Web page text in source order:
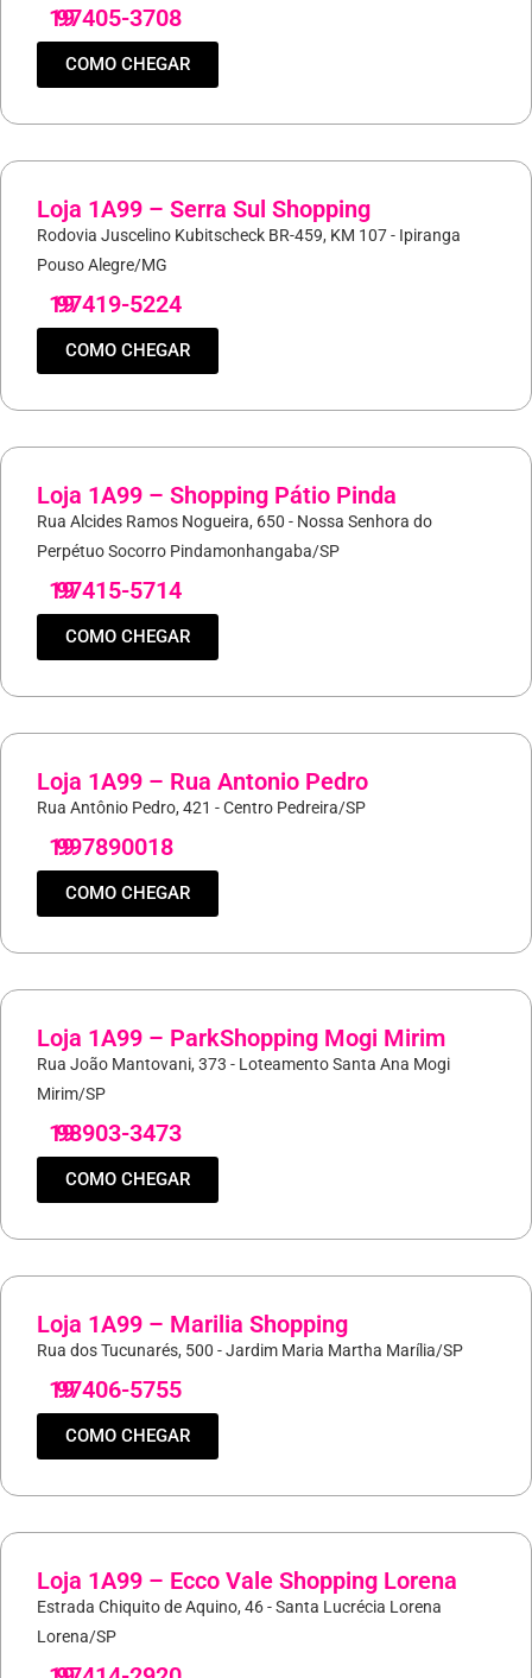
19
97405-3708
COMO CHEGAR
Loja 1A99 – Serra Sul Shopping
Rodovia Juscelino Kubitscheck BR-459, KM 107 - Ipiranga
Pouso Alegre/MG
19
97419-5224
COMO CHEGAR
Loja 1A99 – Shopping Pátio Pinda
Rua Alcides Ramos Nogueira, 650 - Nossa Senhora do
Perpétuo Socorro Pindamonhangaba/SP
19
97415-5714
COMO CHEGAR
Loja 1A99 – Rua Antonio Pedro
Rua Antônio Pedro, 421 - Centro Pedreira/SP
19
997890018
COMO CHEGAR
Loja 1A99 – ParkShopping Mogi Mirim
Rua João Mantovani, 373 - Loteamento Santa Ana Mogi
Mirim/SP
19
98903-3473
COMO CHEGAR
Loja 1A99 – Marilia Shopping
Rua dos Tucunarés, 500 - Jardim Maria Martha Marília/SP
19
97406-5755
COMO CHEGAR
Loja 1A99 – Ecco Vale Shopping Lorena
Estrada Chiquito de Aquino, 46 - Santa Lucrécia Lorena
Lorena/SP